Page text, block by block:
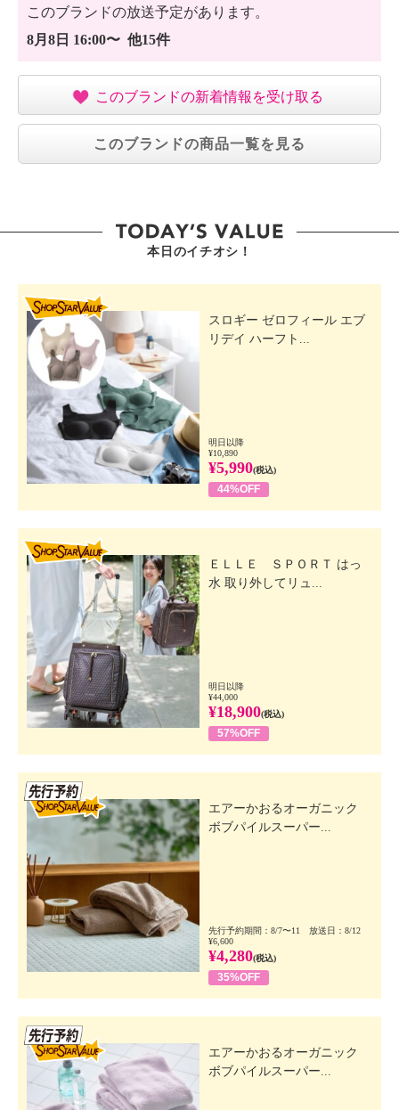
このブランドの放送予定があります。
8月8日 16:00〜 他15件
このブランドの新着情報を受け取る
このブランドの商品一覧を見る
本日のイチオシ！
スロギー ゼロフィール エブ
リデイ ハーフト...
明日以降
¥10,890
¥5,990(税込)
44%OFF
ＥＬＬＥ ＳＰＯＲＴ はっ
水 取り外してリュ...
明日以降
¥44,000
¥18,900(税込)
57%OFF
エアーかおるオーガニック
ボブパイルスーパー...
先行予約期間：8/7〜11 放送日：8/12
¥6,600
¥4,280(税込)
35%OFF
エアーかおるオーガニック
ボブパイルスーパー...